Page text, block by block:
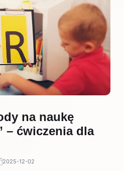
na naukę
– ćwiczenia dla
2025-12-02